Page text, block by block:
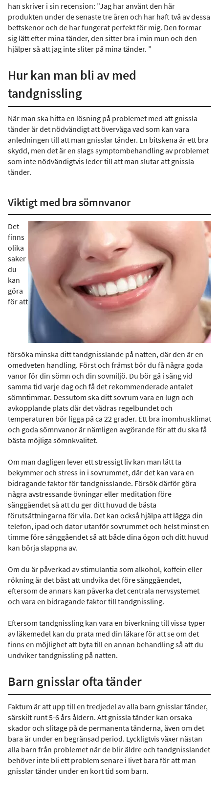
han skriver i sin recension: ”Jag har använt den här
produkten under de senaste tre åren och har haft två av dessa
bettskenor och de har fungerat perfekt för mig. Den formar
sig lätt efter mina tänder, den sitter bra i min mun och den
hjälper så att jag inte sliter på mina tänder. ”
Hur kan man bli av med
tandgnissling
När man ska hitta en lösning på problemet med att gnissla
tänder är det nödvändigt att överväga vad som kan vara
anledningen till att man gnisslar tänder. En bitskena är ett bra
skydd, men det är en slags symptombehandling av problemet
som inte nödvändigtvis leder till att man slutar att gnissla
tänder.
Viktigt med bra sömnvanor
Det
finns
olika
saker
du
kan
göra
för att
försöka minska ditt tandgnisslande på natten, där den är en
omedveten handling. Först och främst bör du få några goda
vanor för din sömn och din sovmiljö. Du bör gå i säng vid
samma tid varje dag och få det rekommenderade antalet
sömntimmar. Dessutom ska ditt sovrum vara en lugn och
avkopplande plats där det vädras regelbundet och
temperaturen bör ligga på ca 22 grader. Ett bra inomhusklimat
och goda sömnvanor är nämligen avgörande för att du ska få
bästa möjliga sömnkvalitet.
Om man dagligen lever ett stressigt liv kan man lätt ta
bekymmer och stress in i sovrummet, där det kan vara en
bidragande faktor för tandgnisslande. Försök därför göra
några avstressande övningar eller meditation före
sänggåendet så att du ger ditt huvud de bästa
förutsättningarna för vila. Det kan också hjälpa att lägga din
telefon, ipad och dator utanför sovrummet och helst minst en
timme före sänggåendet så att både dina ögon och ditt huvud
kan börja slappna av.
Om du är påverkad av stimulantia som alkohol, koffein eller
rökning är det bäst att undvika det före sänggåendet,
eftersom de annars kan påverka det centrala nervsystemet
och vara en bidragande faktor till tandgnissling.
Eftersom tandgnissling kan vara en biverkning till vissa typer
av läkemedel kan du prata med din läkare för att se om det
finns en möjlighet att byta till en annan behandling så att du
undviker tandgnissling på natten.
Barn gnisslar ofta tänder
Faktum är att upp till en tredjedel av alla barn gnisslar tänder,
särskilt runt 5-6 års åldern. Att gnissla tänder kan orsaka
skador och slitage på de permanenta tänderna, även om det
bara är under en begränsad period. Lyckligtvis växer nästan
alla barn från problemet när de blir äldre och tandgnisslandet
behöver inte bli ett problem senare i livet bara för att man
gnisslar tänder under en kort tid som barn.